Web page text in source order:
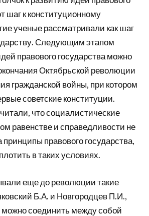
шаг к конституционному
ученые рассматривали как шаг
Следующим этапом
правового государства можно
Октябрьской революции
гражданской войны, при котором
советские конституции.
что социалистические
равенстве и справедливости не
принципы правового государства,
в таких условиях.
еще до революции такие
Б.А. и Новгородцев П.И.,
можно соединить между собой